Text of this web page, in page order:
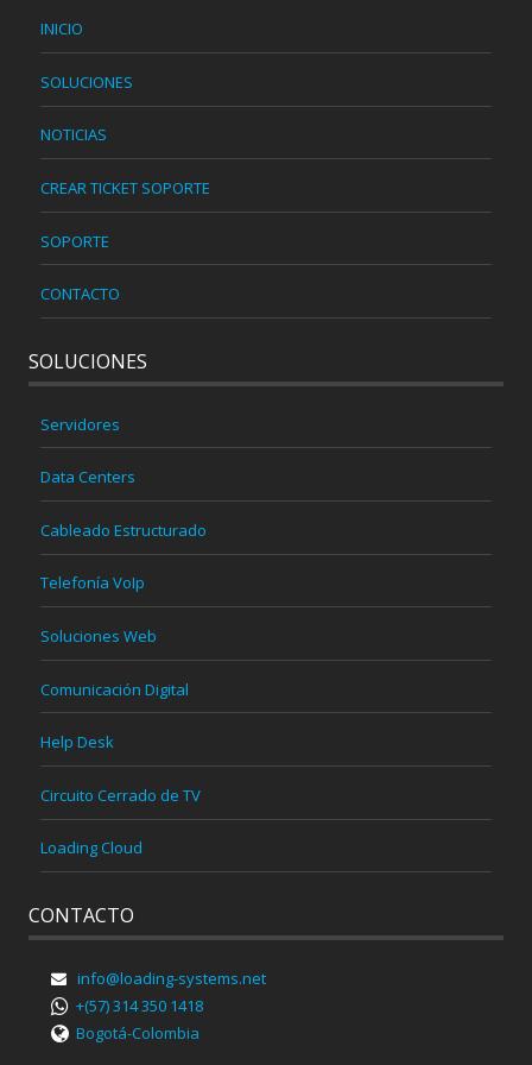
INICIO
SOLUCIONES
NOTICIAS
CREAR TICKET SOPORTE
SOPORTE
CONTACTO
SOLUCIONES
Servidores
Data Centers
Cableado Estructurado
Telefonía VoIp
Soluciones Web
Comunicación Digital
Help Desk
Circuito Cerrado de TV
Loading Cloud
CONTACTO
info@loading-systems.net
+(57) 314 350 1418
Bogotá-Colombia